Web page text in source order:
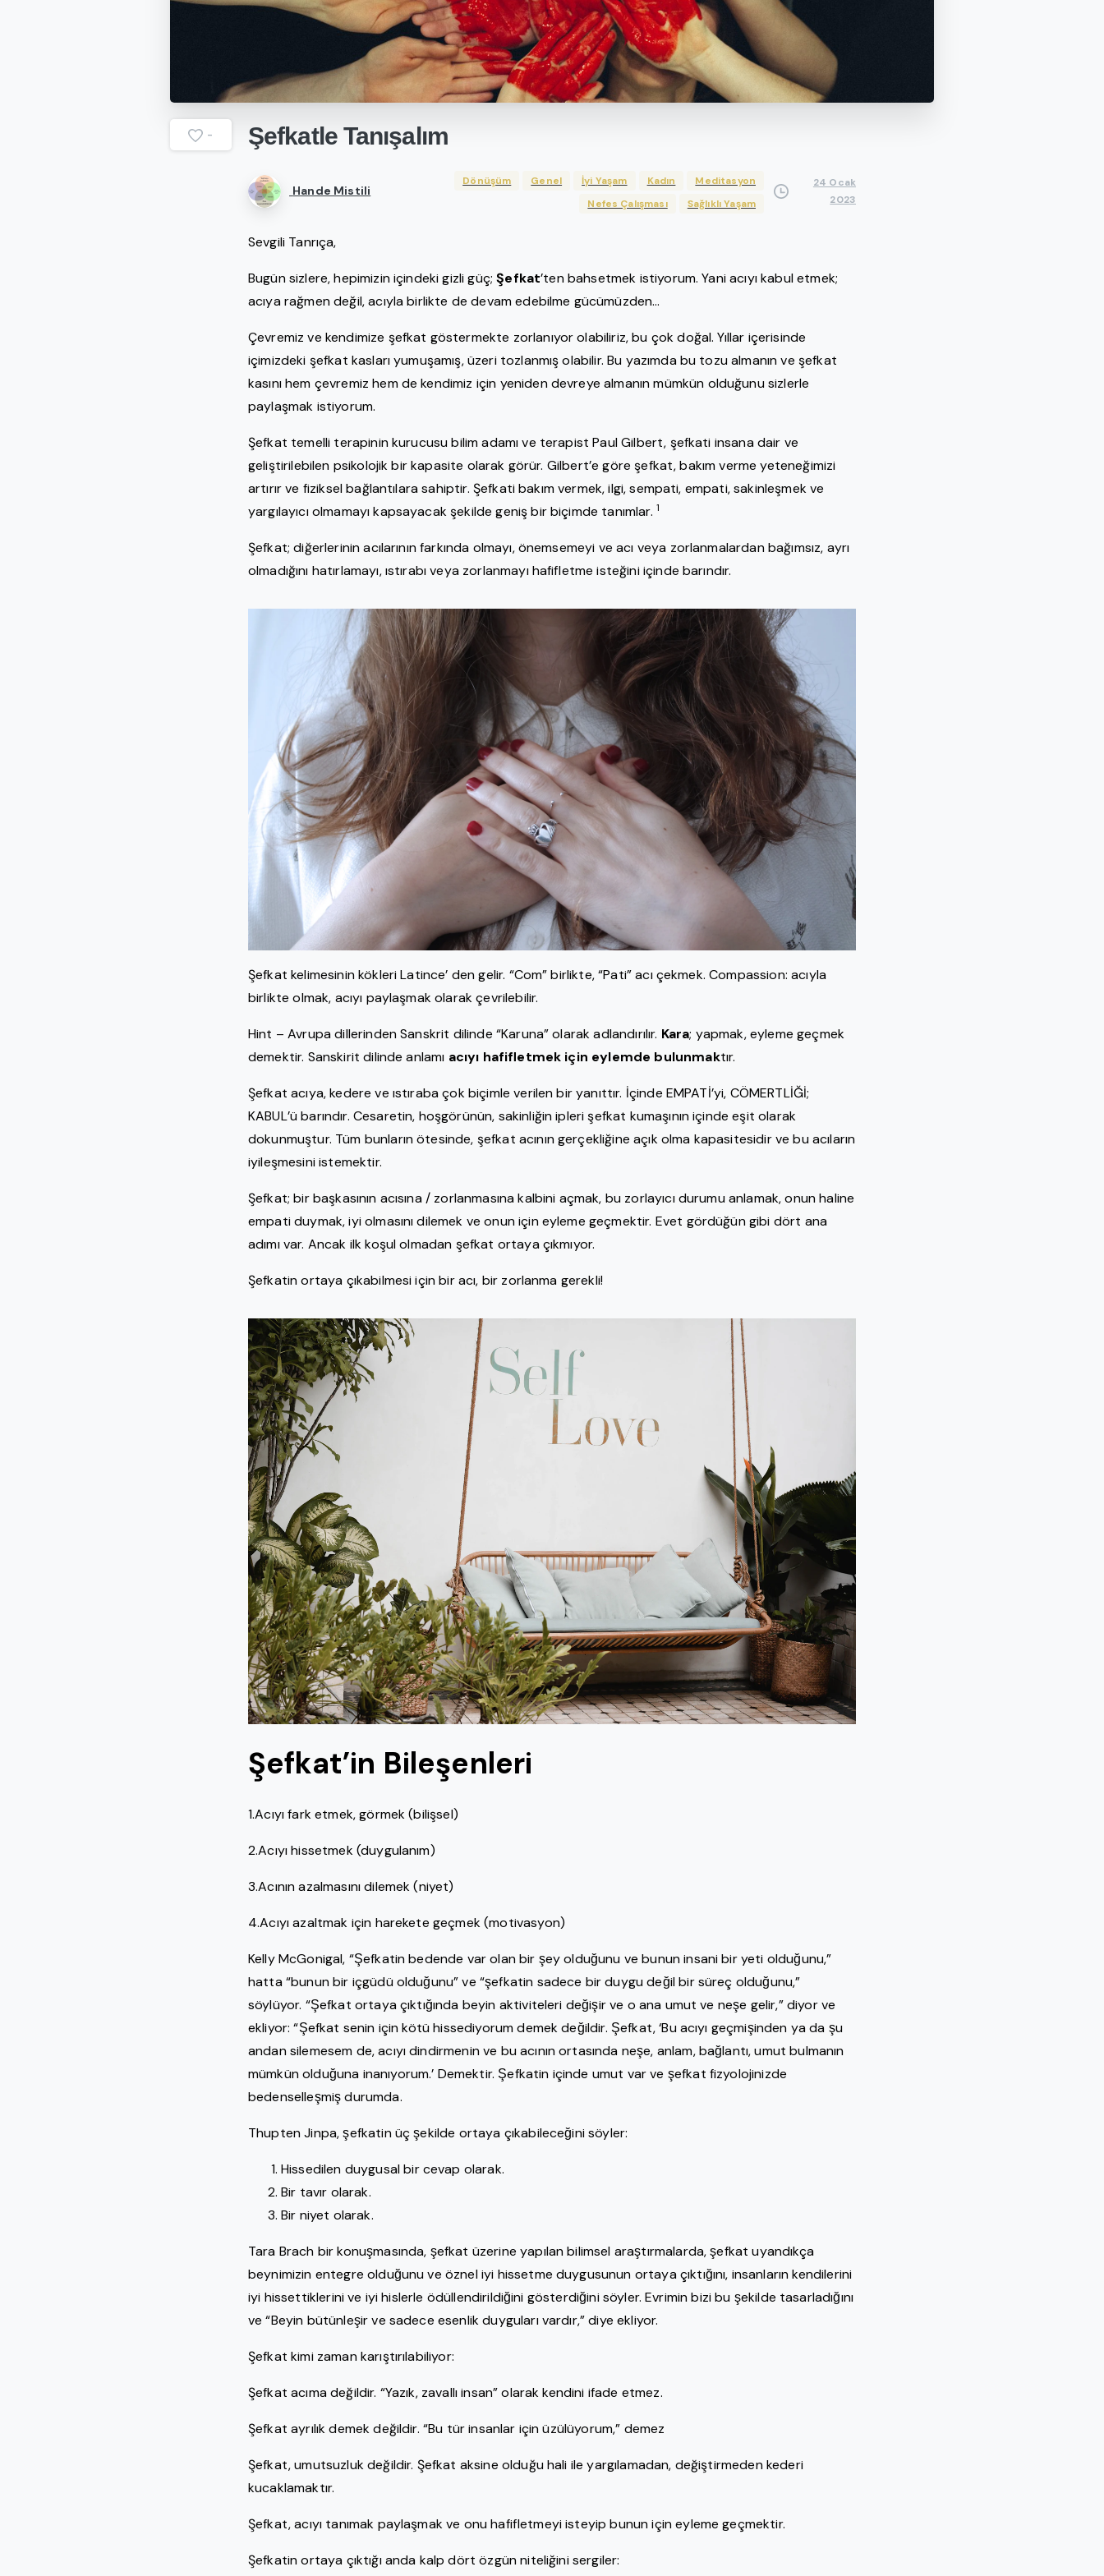
- Şefkatle Tanışalım
Hande Mistili
Dönüşüm Genel İyi Yaşam Kadın
Meditasyon
Nefes Çalışması
Sağlıklı Yaşam
24 Ocak
2023
Sevgili Tanrıça,
Bugün sizlere, hepimizin içindeki gizli güç;Şefkat’ten bahsetmek istiyorum. Yani acıyı kabul etmek;
acıya rağmen değil, acıyla birlikte de devam edebilme gücümüzden…
Çevremiz ve kendimize şefkat göstermekte zorlanıyor olabiliriz, bu çok doğal. Yıllar içerisinde
içimizdeki şefkat kasları yumuşamış, üzeri tozlanmış olabilir. Bu yazımda bu tozu almanın ve şefkat
kasını hem çevremiz hem de kendimiz için yeniden devreye almanın mümkün olduğunu sizlerle
paylaşmak istiyorum.
Şefkat temelli terapinin kurucusu bilim adamı ve terapist Paul Gilbert, şefkati insana dair ve
geliştirilebilen psikolojik bir kapasite olarak görür. Gilbert’e göre şefkat, bakım verme yeteneğimizi
artırır ve fiziksel bağlantılara sahiptir. Şefkati bakım vermek, ilgi, sempati, empati, sakinleşmek ve
yargılayıcı olmamayı kapsayacak şekilde geniş bir biçimde tanımlar. 1
Şefkat; diğerlerinin acılarının farkında olmayı, önemsemeyi ve acı veya zorlanmalardan bağımsız, ayrı
olmadığını hatırlamayı, ıstırabı veya zorlanmayı hafifletme isteğini içinde barındır.
Şefkat kelimesinin kökleri Latince’ den gelir. “Com” birlikte, “Pati” acı çekmek. Compassion: acıyla
birlikte olmak, acıyı paylaşmak olarak çevrilebilir.
Hint – Avrupa dillerinden Sanskrit dilinde “Karuna” olarak adlandırılır. Kara; yapmak, eyleme geçmek
demektir. Sanskirit dilinde anlamı acıyı hafifletmek için eylemde bulunmaktır.
Şefkat acıya, kedere ve ıstıraba çok biçimle verilen bir yanıttır. İçinde EMPATİ’yi, CÖMERTLİĞİ;
KABUL’ü barındır. Cesaretin, hoşgörünün, sakinliğin ipleri şefkat kumaşının içinde eşit olarak
dokunmuştur. Tüm bunların ötesinde, şefkat acının gerçekliğine açık olma kapasitesidir ve bu acıların
iyileşmesini istemektir.
Şefkat; bir başkasının acısına / zorlanmasına kalbini açmak, bu zorlayıcı durumu anlamak, onun haline
empati duymak, iyi olmasını dilemek ve onun için eyleme geçmektir. Evet gördüğün gibi dört ana
adımı var. Ancak ilk koşul olmadan şefkat ortaya çıkmıyor.
Şefkatin ortaya çıkabilmesi için bir acı, bir zorlanma gerekli!
Şefkat’in Bileşenleri
1.Acıyı fark etmek, görmek (bilişsel)
2.Acıyı hissetmek (duygulanım)
3.Acının azalmasını dilemek (niyet)
4.Acıyı azaltmak için harekete geçmek (motivasyon)
Kelly McGonigal, “Şefkatin bedende var olan bir şey olduğunu ve bunun insani bir yeti olduğunu,”
hatta “bunun bir içgüdü olduğunu” ve “şefkatin sadece bir duygu değil bir süreç olduğunu,”
söylüyor. “Şefkat ortaya çıktığında beyin aktiviteleri değişir ve o ana umut ve neşe gelir,” diyor ve
ekliyor: “Şefkat senin için kötü hissediyorum demek değildir. Şefkat, ‘Bu acıyı geçmişinden ya da şu
andan silemesem de, acıyı dindirmenin ve bu acının ortasında neşe, anlam, bağlantı, umut bulmanın
mümkün olduğuna inanıyorum.’ Demektir. Şefkatin içinde umut var ve şefkat fizyolojinizde
bedenselleşmiş durumda.
Thupten Jinpa, şefkatin üç şekilde ortaya çıkabileceğini söyler:
Hissedilen duygusal bir cevap olarak.
Bir tavır olarak.
Bir niyet olarak.
Tara Brach bir konuşmasında, şefkat üzerine yapılan bilimsel araştırmalarda, şefkat uyandıkça
beynimizin entegre olduğunu ve öznel iyi hissetme duygusunun ortaya çıktığını, insanların kendilerini
iyi hissettiklerini ve iyi hislerle ödüllendirildiğini gösterdiğini söyler. Evrimin bizi bu şekilde tasarladığını
ve “Beyin bütünleşir ve sadece esenlik duyguları vardır,” diye ekliyor.
Şefkat kimi zaman karıştırılabiliyor:
Şefkat acıma değildir. “Yazık, zavallı insan” olarak kendini ifade etmez.
Şefkat ayrılık demek değildir. “Bu tür insanlar için üzülüyorum,” demez
Şefkat, umutsuzluk değildir. Şefkat aksine olduğu hali ile yargılamadan, değiştirmeden kederi
kucaklamaktır.
Şefkat, acıyı tanımak paylaşmak ve onu hafifletmeyi isteyip bunun için eyleme geçmektir.
Şefkatin ortaya çıktığı anda kalp dört özgün niteliğini sergiler: